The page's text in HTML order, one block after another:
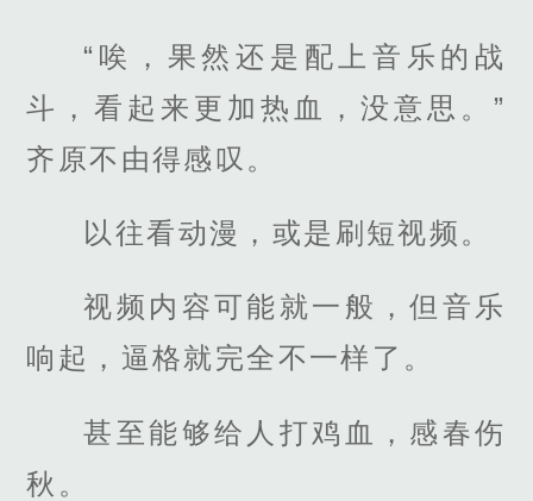
“唉，果然还是配上音乐的战
斗，看起来更加热血，没意思。”
齐原不由得感叹。
以往看动漫，或是刷短视频。
视频内容可能就一般，但音乐
响起，逼格就完全不一样了。
甚至能够给人打鸡血，感春伤
秋。